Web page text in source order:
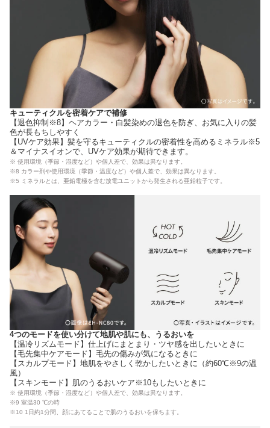
キューティクルを密着ケアで補修
【退色抑制※8】ヘアカラー・白髪染めの退色を防ぎ、お気に入りの髪
色が長もちしやすく
【UVケア効果】髪を守るキューティクルの密着性を高めるミネラル※5
＆マイナスイオンで、UVケア効果が期待できます。
※ 使用環境（季節・湿度など）や個人差で、効果は異なります。
※8 カラー剤や使用環境（季節・温度など）や個人差で、効果は異なります。
※5 ミネラルとは、亜鉛電極を含む放電ユニットから発生される亜鉛粒子です。
4つのモードを使い分けて地肌や肌にも、うるおいを
【温冷リズムモード】仕上げにまとまり・ツヤ感を出したいときに
【毛先集中ケアモード】毛先の傷みが気になるときに
【スカルプモード】地肌をやさしく乾かしたいときに（約60℃※9の温
風）
【スキンモード】肌のうるおいケア※10もしたいときに
※ 使用環境（季節・湿度など）や個人差で、効果は異なります。
※9 室温30 ℃の時
※10 1日約1分間、顔にあてることで肌のうるおいを保ちます。